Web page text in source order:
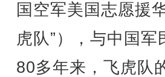
国空军美国志愿援
虎队”），与中国
80多年来，飞虎队